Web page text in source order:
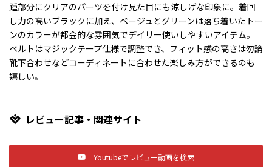
踵部分にクリアのパーツを付け見た目にも涼しげな印象に。着回
し力の高いブラックに加え、ベージュとグリーンは落ち着いたトー
ンのカラーが都会的な雰囲気でデイリー使いしやすいアイテム。
ベルトはマジックテープ仕様で調整でき、フィット感の高さは勿論
靴下合わせなどコーディネートに合わせた楽しみ方ができるのも
嬉しい。
レビュー記事・関連サイト
Youtubeでレビュー動画を検索